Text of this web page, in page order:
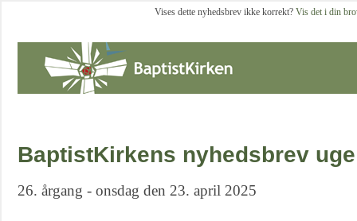
Vises dette nyhedsbrev ikke korrekt? Vis det i din
BaptistKirkens nyhedsbrev
26. årgang - onsdag den 23. april 2025